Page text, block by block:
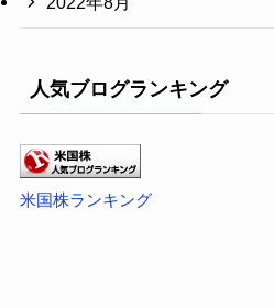
人気ブログランキング
米国株ランキング